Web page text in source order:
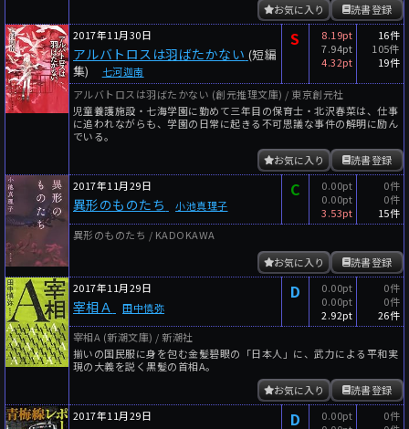
読書登録
お気に入り
2017年11月30日
アルバトロスは羽ばたかない (短編
集)
七河迦南
S
8.19pt
7.94pt
4.32pt
16件
105件
19件
アルバトロスは羽ばたかない (創元推理文庫) / 東京創元社
児童養護施設・七海学園に勤めて三年目の保育士・北沢春菜は、仕事
に追われながらも、学園の日常に起きる不可思議な事件の解明に励ん
でいる。
読書登録
お気に入り
2017年11月29日
異形のものたち 小池真理子
C
0.00pt
0.00pt
3.53pt
0件
0件
15件
異形のものたち / KADOKAWA
読書登録
お気に入り
2017年11月29日
宰相Ａ 田中慎弥
D
0.00pt
0.00pt
2.92pt
0件
0件
26件
宰相A (新潮文庫) / 新潮社
揃いの国民服に身を包む金髪碧眼の「日本人」に、武力による平和実
現の大義を説く黒髪の首相A。
読書登録
お気に入り
2017年11月29日
D
0.00pt
0件